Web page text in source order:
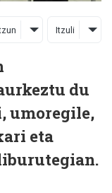
Itzuli
du
umoregile,
eta